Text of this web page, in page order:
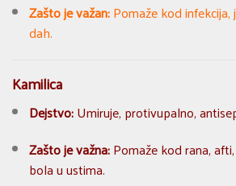
Zašto je važan:Pomaže kod infekcija,
dah.
Kamilica
Dejstvo:Umiruje, protivupalno,
Zašto je važna:Pomaže kod rana,
bola u ustima.